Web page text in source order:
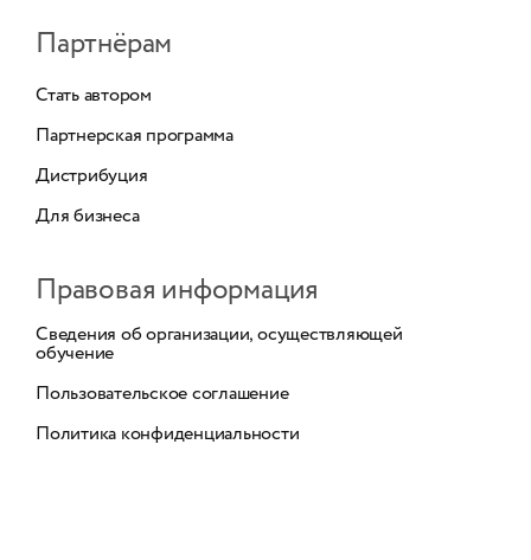
Партнёрам
Стать автором
Партнерская программа
Дистрибуция
Для бизнеса
Правовая информация
Сведения об организации, осуществляющей
обучение
Пользовательское соглашение
Политика конфиденциальности